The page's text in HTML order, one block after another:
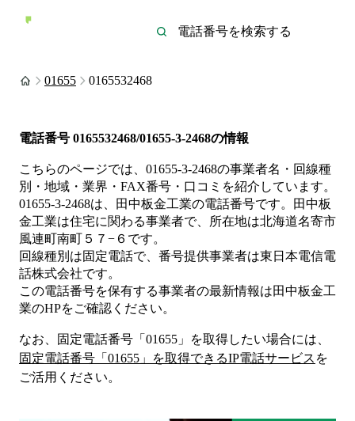
01655 0165532468
電話番号 0165532468/01655-3-2468の情報
こちらのページでは、 01655-3-2468の事業者名・回線種
別・地域・業界・FAX番号・口コミを紹介しています。
01655-3-2468は、 田中板金工業の電話番号です。
田中板
金工業は住宅に関わる事業者で、所在地は北海道名寄市
風連町南町５７−６ です。
回線種別は固定電話で、番号提供事業者は東日本電信電
話株式会社です。
この電話番号を保有する事業者の最新情報は田中板金工
業のHPをご確認ください。
なお、固定電話番号「 01655 」を取得したい場合には、
固定電話番号「 01655 」を取得できるIP電話サービス を
ご活用ください。